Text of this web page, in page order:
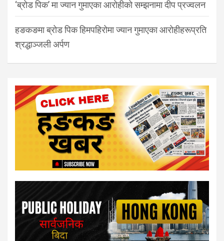
‘ब्रोड पिक’ मा ज्यान गुमाएका आरोहीको सम्झनामा दीप प्रज्वलन
हङकङमा ब्रोड पिक हिमपहिरोमा ज्यान गुमाएका आरोहीहरूप्रति
श्रद्धाञ्जली अर्पण